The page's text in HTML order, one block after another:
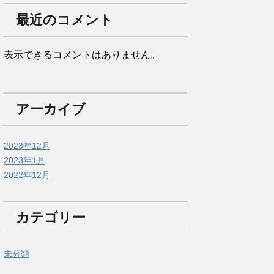
最近のコメント
表示できるコメントはありません。
アーカイブ
2023年12月
2023年1月
2022年12月
カテゴリー
未分類